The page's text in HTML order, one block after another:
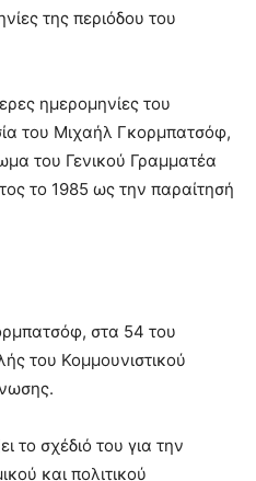
της περιόδου του
ημερομηνίες του
του Μιχαήλ Γκορμπατσόφ,
του Γενικού Γραμματέα
το 1985 ως την παραίτησή
στα 54 του
του Κομμουνιστικού
το σχέδιό του για την
και πολιτικού